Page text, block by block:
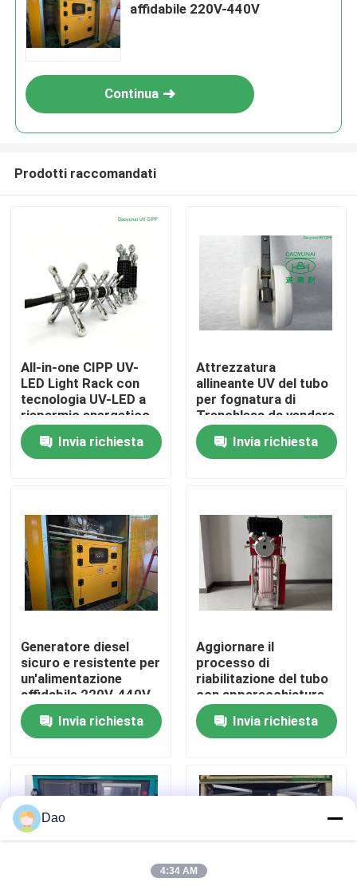
Casa
Circa noi
Giro della fabbrica
Contattici
Notizie
Richieda una citazione
Attrezzatura UV di CIPP
affidabile 220V-440V
Continua
Prodotti raccomandati
All-in-one CIPP UV-
LED Light Rack con
tecnologia UV-LED a
risparmio energetico,
controllo della
temperatura
intelligente e
riabilitazione di tubi
senza fossa
Invia richiesta
Attrezzatura
allineante UV del tubo
per fognatura di
Trenchless da vendere
lo scaffale della ruota
del faroInvia richiesta
Generatore diesel
sicuro e resistente per
un'alimentazione
affidabile 220V-440V
Invia richiesta
Aggiornare il
processo di
riabilitazione del tubo
con apparecchiature
CIPP UV durevoli
DN100/4 pollici
Invia richiesta
Dao
4:34 AM